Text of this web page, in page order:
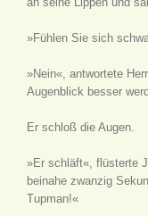
»Fühlen Sie sich
»Nein«, antwortete
Augenblick besser
Er schloß die Augen.
»Er schläft«, flüsterte
beinahe zwanzig
Tupman!«